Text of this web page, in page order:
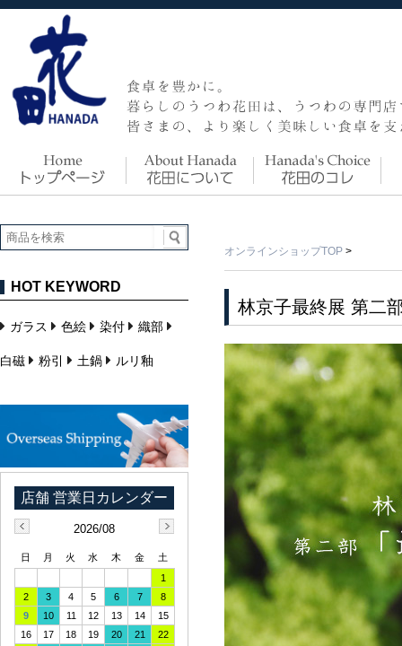
オンラインショップTOP >
林京子最終展 第二
HOT KEYWORD
ガラス 色絵 染付 織部
白磁 粉引 土鍋 ルリ釉
2026/08
日 月 火 水 木 金
土
1
2
3 4 5 6 7
8
9
10 11 12 13 14
15
16
17 18 19 20 21
22